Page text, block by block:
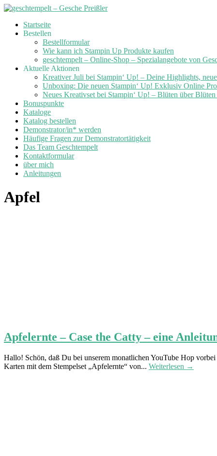
Skip
Startseite
Bestellen
Bestellformular
Wie kann ich Stampin Up Produkte kaufen
geschtempelt – Online-Shop – Spezialangebote von
Aktuelle Aktionen
Kreativer Juli bei Stampin‘ Up! – Deine Highlights,
Unboxing: Die neuen Stampin‘ Up! Exklusiv Online
Neues Kreativset bei Stampin‘ Up! – Blüten über
Bonuspunkte
Kataloge
Katalog bestellen
Demonstrator/in* werden
Häufige Fragen zur Demonstratortätigkeit
Das Team Geschtempelt
Kontaktformular
über mich
Anleitungen
Apfel
Apfelernte – Case the Catty – eine
Hallo! Schön, daß Du bei unserem monatlichen YouTube Hop
Karten mit dem Stempelset „Apfelernte“ von... Weiterlesen →